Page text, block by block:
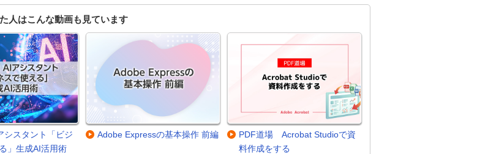
人はこんな動画も見ています
シスタント「ビジ
」生成AI活用術
Adobe Expressの基本操作 前編
PDF道場 Acrobat Studioで資
料作成をする